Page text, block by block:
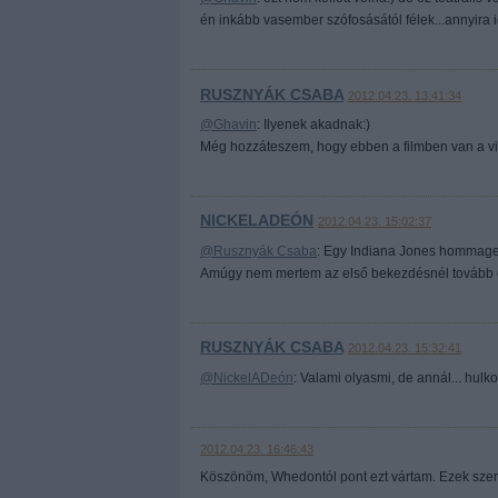
én inkább vasember szófosásától félek...annyira
RUSZNYÁK CSABA 2012.04.23. 13:41:34
@Ghavin: Ilyenek akadnak:)
Még hozzáteszem, hogy ebben a filmben van a
NICKELADEÓN 2012.04.23. 15:02:37
@Rusznyák Csaba: Egy Indiana Jones
Amúgy nem mertem az első bekezdésnél tovább
RUSZNYÁK CSABA 2012.04.23. 15:32:41
@NickelADeón: Valami olyasmi, de annál...
2012.04.23. 16:46:43
Köszönöm, Whedontól pont ezt vártam. Ezek